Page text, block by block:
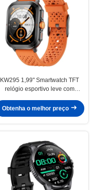
KW295 1,99" Smartwatch TFT
relógio esportivo leve com
Obtenha o melhor preço